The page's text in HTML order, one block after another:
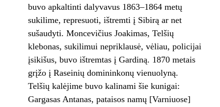
buvo apkaltinti dalyvavus 1863–1864 metų
sukilime, represuoti, ištremti į Sibirą ar net
sušaudyti. Moncevičius Joakimas, Telšių
klebonas, sukilimui nepriklausė, vėliau, policijai
įsikišus, buvo ištremtas į Gardiną. 1870 metais
grįžo į Raseinių domininkonų vienuolyną.
Telšių kalėjime buvo kalinami šie kunigai:
Gargasas Antanas, pataisos namų [Varniuose]